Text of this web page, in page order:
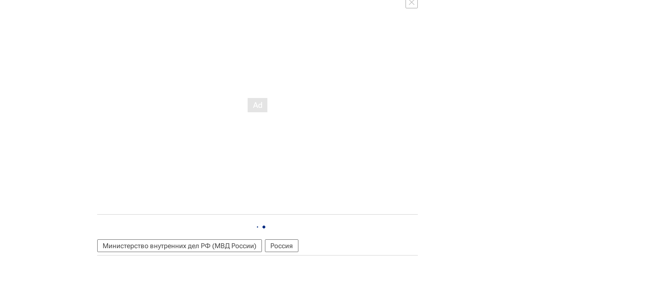
Министерство внутренних дел РФ (МВД России) Россия